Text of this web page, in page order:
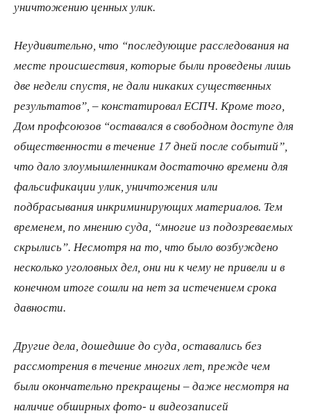
уничтожению ценных улик.
Неудивительно, что “последующие расследования на
месте происшествия, которые были проведены лишь
две недели спустя, не дали никаких существенных
результатов”, – констатировал ЕСПЧ. Кроме того,
Дом профсоюзов “оставался в свободном доступе для
общественности в течение 17 дней после событий”,
что дало злоумышленникам достаточно времени для
фальсификации улик, уничтожения или
подбрасывания инкриминирующих материалов. Тем
временем, по мнению суда, “многие из подозреваемых
скрылись”. Несмотря на то, что было возбуждено
несколько уголовных дел, они ни к чему не привели и в
конечном итоге сошли на нет за истечением срока
давности.
Другие дела, дошедшие до суда, оставались без
рассмотрения в течение многих лет, прежде чем
были окончательно прекращены – даже несмотря на
наличие обширных фото- и видеозаписей